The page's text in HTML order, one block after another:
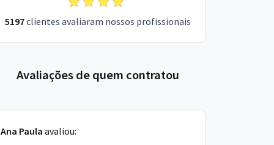
5197clientes avaliaram nossos profissionais
Avaliações de quem contratou
Ana Paula avaliou: